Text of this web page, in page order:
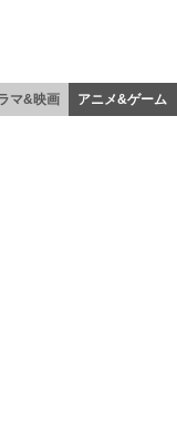
マ&映画 アニメ&ゲーム